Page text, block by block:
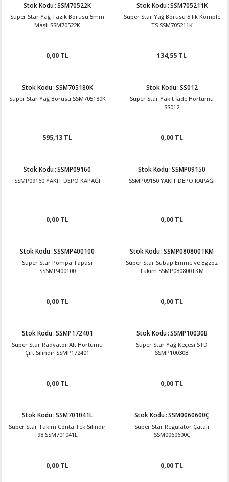
Stok Kodu:SSM70522K
Süper Star Yağ Tazik Borusu 5mm
Maşlı SSM70522K
0,00 TL
Stok Kodu:SSM705211K
Süper Star Yağ Borusu 5'lik Komple
TS SSM705211K
134,55 TL
Stok Kodu:SSM705180K
Super Star Yağ Borusu SSM705180K
595,13 TL
Stok Kodu:SS012
Süper Star Yakıt İade Hortumu
SS012
0,00 TL
Stok Kodu:SSMP09160
SSMP09160 YAKIT DEPO KAPAĞI
0,00 TL
Stok Kodu:SSMP09150
SSMP09150 YAKIT DEPO KAPAĞI
0,00 TL
Stok Kodu:SSSMP400100
Super Star Pompa Tapası
SSSMP400100
0,00 TL
Stok Kodu:SSMP080800TKM
Super Star Subap Emme ve Egzoz
Takım SSMP080800TKM
0,00 TL
Stok Kodu:SSMP172401
Super Star Radyatör Alt Hortumu
Çift Silindir SSMP172401
0,00 TL
Stok Kodu:SSMP10030B
Super Star Yağ Keçesi STD
SSMP10030B
0,00 TL
Stok Kodu:SSM701041L
Super Star Takım Conta Tek Silindir
98 SSM701041L
0,00 TL
Stok Kodu:SSM0060600Ç
Super Star Regülatör Çatalı
SSM0060600Ç
0,00 TL